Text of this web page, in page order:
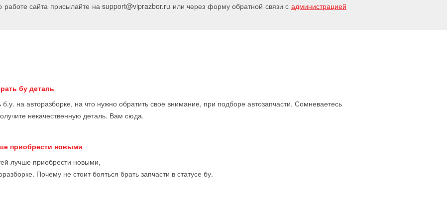
сайта присылайте на support@viprazbor.ru или через форму обратной связи с администрацией
бу деталь
б.у. на авторазборке, на что нужно обратить свое внимание, при подборе автозапчасти. Сомневаетесь
некачественную деталь. Вам сюда.
приобрести новыми
лучше приобрести новыми,
Почему не стоит бояться брать запчасти в статусе бу.